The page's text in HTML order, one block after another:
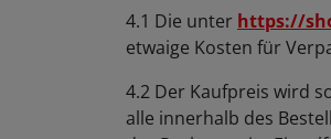
4.1 Die unter https://
etwaige Kosten für
4.2 Der Kaufpreis wird
alle innerhalb des